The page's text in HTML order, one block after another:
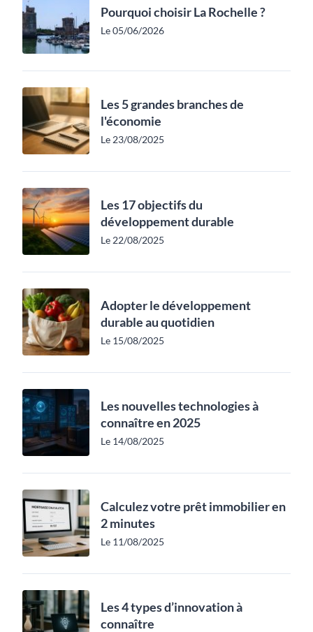
Pourquoi choisir La Rochelle ?
Le 05/06/2026
Les 5 grandes branches de
l'économie
Le 23/08/2025
Les 17 objectifs du
développement durable
Le 22/08/2025
Adopter le développement
durable au quotidien
Le 15/08/2025
Les nouvelles technologies à
connaître en 2025
Le 14/08/2025
Calculez votre prêt immobilier en
2 minutes
Le 11/08/2025
Les 4 types d’innovation à
connaître